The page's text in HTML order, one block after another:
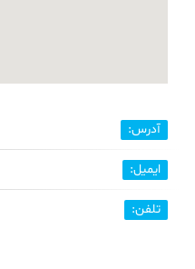
آدرس:
ایمیل:
تلفن: